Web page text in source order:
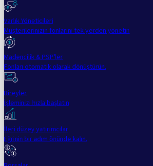
Varlık Yöneticileri
Müşterilerinizin fonlarını tek yerden yönetin
Madencilik & PSP'ler
Fonları otomatik olarak dönüştürün.
Bireyler
İşleminizi hızla başlatın
İleri düzey yatırımcılar
Eğrinin bir adım önünde kalın.